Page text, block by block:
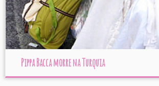
Pippa Bacca morre na Turquia